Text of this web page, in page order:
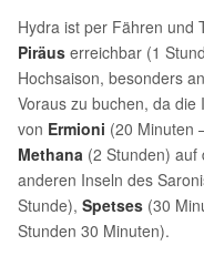
Hydra ist per Fähren und
Piräus erreichbar (1
Hochsaison, besonders
Voraus zu buchen, da
von Ermioni (20 Minuten
Methana (2 Stunden) auf
anderen Inseln des
Stunde), Spetses (30
Stunden 30 Minuten).